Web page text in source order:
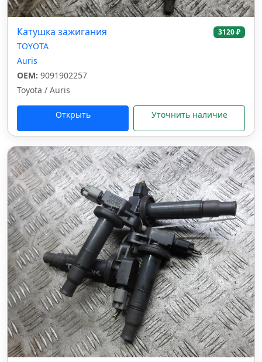
Катушка зажигания 3120 ₽
TOYOTA
Auris
OEM: 9091902257
Toyota / Auris
Открыть Уточнить наличие